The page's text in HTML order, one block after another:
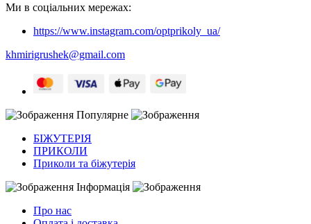
Ми в соціальних мережах:
https://www.instagram.com/optprikoly_ua/
khmirigrushek@gmail.com
Популярне
БІЖУТЕРІЯ
ПРИКОЛИ
Приколи та біжутерія
Інформація
Про нас